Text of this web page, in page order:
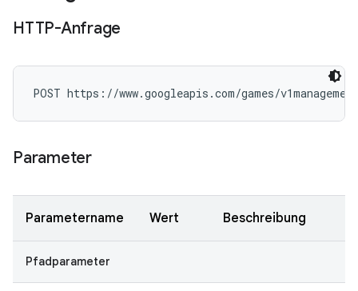
HTTP-Anfrage
POST https://www.googleapis.com/games/
Parameter
Parametername Wert Beschreibung
Pfadparameter